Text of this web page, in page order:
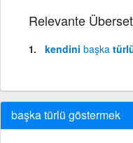
Relevante
kendini başka
başka türlü göstermek